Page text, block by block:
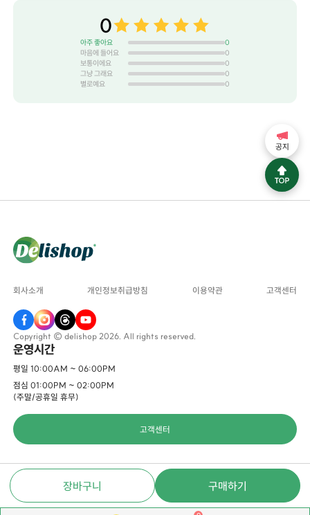
장바구니 구매하기
0
아주 좋아요
0
마음에 들어요
0
보통이에요
0
그냥 그래요
0
별로예요
0
회사소개 개인정보취급방침 이용약관 고객센터
Copyright © delishop 2026. All rights reserved.
운영시간
평일 10:00AM ~ 06:00PM
점심 01:00PM ~ 02:00PM
(주말/공휴일 휴무)
고객센터
공지